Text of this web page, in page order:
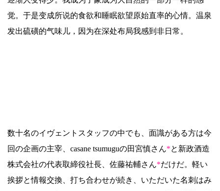
觉。于是变成所说的食欲和睡眠欲望原始直率的心情。温泉
发出硫磺的气味儿，因为在深处布局我感到非日常。
数十名のイヴェントスタッフの中でも、面識がある方は今
回の企画の主宰、casane tsumuguの田宮慎さん*と新政酒造
株式会社の代表取締役社長、佐藤祐輔さん*だけだ。軽い
挨拶と情報交換、打ち合わせが続き、いただいた名刺はみ